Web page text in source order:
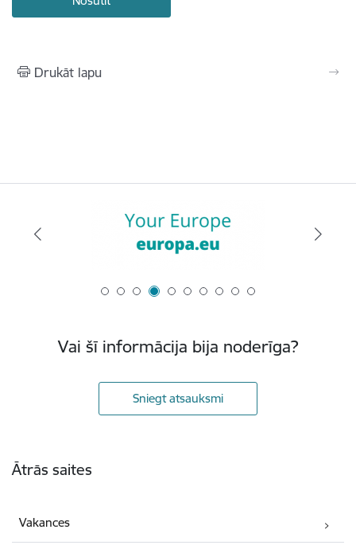
Drukāt lapu
Vai šī informācija bija noderīga?
Sniegt atsauksmi
Ātrās saites
Vakances